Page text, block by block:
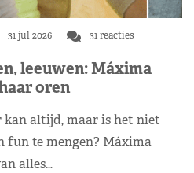
31 jul 2026 31 reacties
leeuwen: Máxima
oren
kan altijd, maar is het niet
fun te mengen? Máxima
alles…